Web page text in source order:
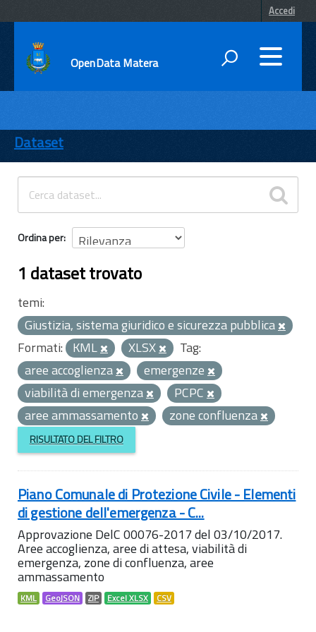
Accedi
OpenData Matera
ENTI
TEMI
INFORMAZIONI
Dataset
Ordina per
1 dataset trovato
temi:
Giustizia, sistema giuridico e sicurezza pubblica
Formati: KML XLSX
Tag:
aree accoglienza
emergenze
viabilità di emergenza
PCPC
aree ammassamento
zone confluenza
RISULTATO DEL FILTRO
Piano Comunale di Protezione Civile - Elementi
di gestione dell'emergenza - C...
Approvazione DelC 00076-2017 del 03/10/2017.
Aree accoglienza, aree di attesa, viabilità di
emergenza, zone di confluenza, aree
ammassamento
KML GeoJSON ZIP Excel XLSX CSV